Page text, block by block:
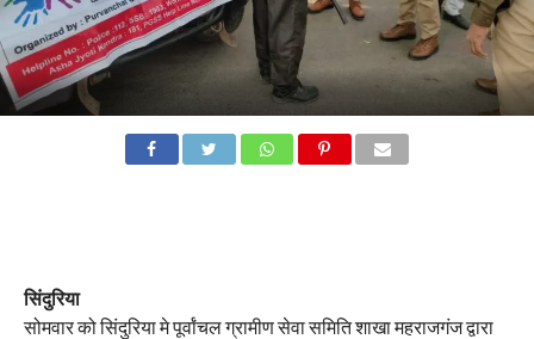
सिंदुरिया
सोमवार को सिंदुरिया मे पूर्वांचल ग्रामीण सेवा समिति शाखा महराजगंज द्वारा